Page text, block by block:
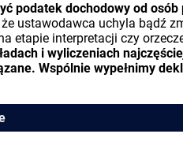
podatek dochodowy od
ustawodawca uchyla bądź
etapie interpretacji czy
i wyliczeniach
Wspólnie wypełnimy